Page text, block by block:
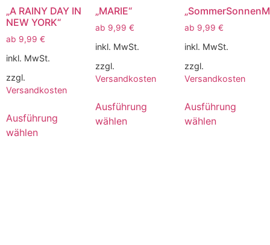
„A RAINY DAY IN
NEW YORK“
ab 9,99 €
inkl. MwSt.
zzgl.
Versandkosten
Ausführung
wählen
„MARIE“
ab 9,99 €
inkl. MwSt.
zzgl.
Versandkosten
Ausführung
wählen
ab 9,99 €
inkl. MwSt.
zzgl.
Versandkosten
Ausführung
wählen